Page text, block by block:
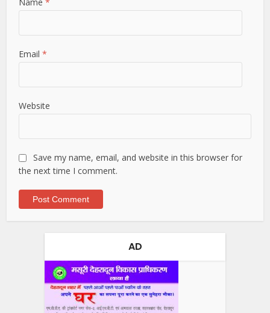
Email*
Website
Save my name, email, and website in this browser for
the next time I comment.
AD